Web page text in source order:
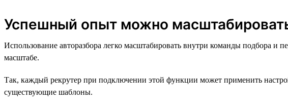
Успешный опыт можно
Использование авторазбора легко масштабировать внутри команды подбора
масштабе.
Так, каждый рекрутер при подключении этой функции может применить
существующие шаблоны.